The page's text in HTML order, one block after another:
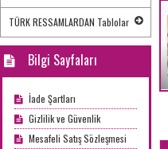
TÜRK RESSAMLARDAN Tablolar
Bilgi Sayfaları
İade Şartları
Gizlilik ve Güvenlik
Mesafeli Satış Sözleşmesi